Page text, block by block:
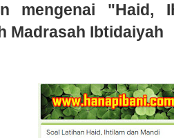
mengenai "Haid,
Madrasah Ibtidaiyah